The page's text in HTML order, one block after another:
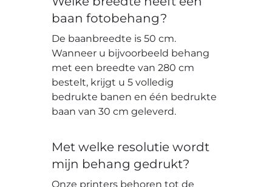
baan fotobehang?
De baanbreedte is 50 cm.
Wanneer u bijvoorbeeld behang
met een breedte van 280 cm
bestelt, krijgt u 5 volledig
bedrukte banen en één bedrukte
baan van 30 cm geleverd.
Met welke resolutie wordt
mijn behang gedrukt?
Onze printers behoren tot de